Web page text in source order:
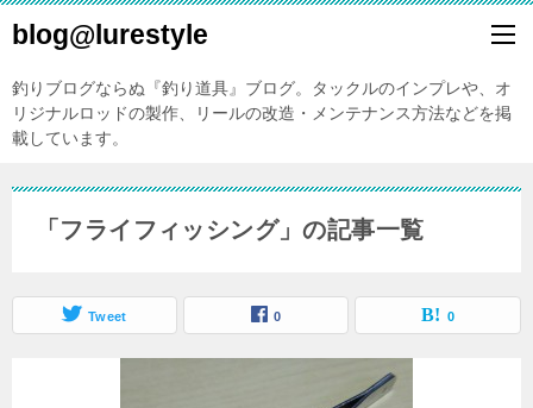
blog@lurestyle
釣りブログならぬ『釣り道具』ブログ。タックルのインプレや、オ
リジナルロッドの製作、リールの改造・メンテナンス方法などを掲
載しています。
「フライフィッシング」の記事一覧
Tweet 0 0